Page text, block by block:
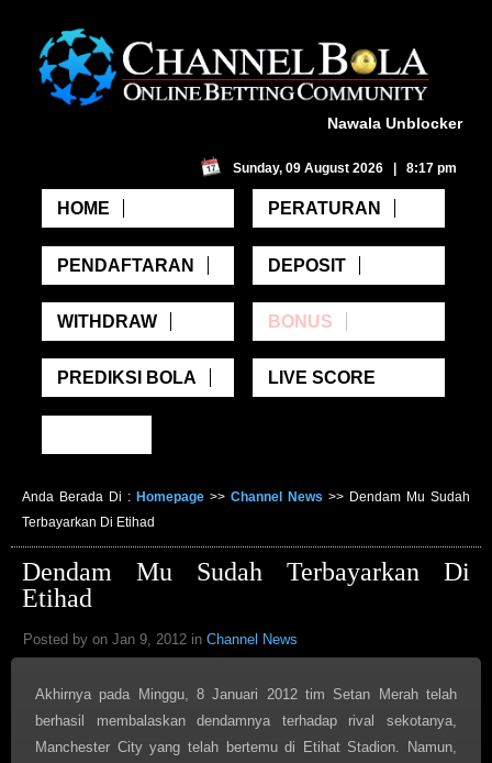
Nawala Unblocker
Sunday, 09 August 2026 | 8:17 pm
HOME PERATURAN
PENDAFTARAN DEPOSIT
WITHDRAW BONUS
PREDIKSI BOLA LIVE SCORE
Anda Berada Di : Homepage >> Channel News >> Dendam Mu Sudah
Terbayarkan Di Etihad
Dendam Mu Sudah Terbayarkan Di
Etihad
Posted by on Jan 9, 2012 in Channel News
Akhirnya pada Minggu, 8 Januari 2012 tim Setan Merah telah
berhasil membalaskan dendamnya terhadap rival sekotanya,
Manchester City yang telah bertemu di Etihat Stadion. Namun,